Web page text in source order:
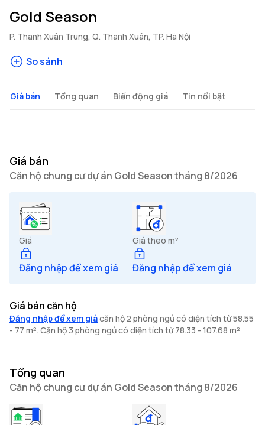
Gold Season
So sánh
P. Thanh Xuân Trung, Q. Thanh Xuân, TP. Hà Nội
Giá bán Tổng quan Biến động giá Tin nổi bật
Giá bán
Căn hộ chung cư dự án Gold Season tháng 8/2026
Giá
Đăng nhập để xem giá
Giá theo m²
Đăng nhập để xem giá
Giá bán căn hộ
Đăng nhập để xem giácăn hộ 2 phòng ngủ có diện tích từ 58.55
- 77 m². Căn hộ 3 phòng ngủ có diện tích từ 78.33 - 107.68 m²
Tổng quan
Căn hộ chung cư dự án Gold Season tháng 8/2026